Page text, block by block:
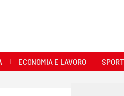
ECONOMIA E LAVORO SPORT